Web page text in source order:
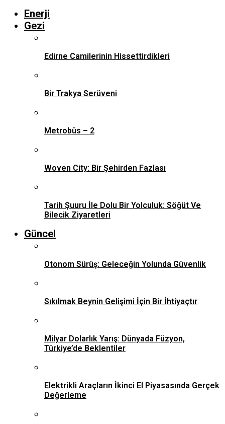
Enerji
Gezi
Edirne Camilerinin Hissettirdikleri
Bir Trakya Serüveni
Metrobüs – 2
Woven City: Bir Şehirden Fazlası
Tarih Şuuru İle Dolu Bir Yolculuk: Söğüt Ve
Bilecik Ziyaretleri
Güncel
Otonom Sürüş: Geleceğin Yolunda Güvenlik
Sıkılmak Beynin Gelişimi İçin Bir İhtiyaçtır
Milyar Dolarlık Yarış: Dünyada Füzyon,
Türkiye’de Beklentiler
Elektrikli Araçların İkinci El Piyasasında Gerçek
Değerleme